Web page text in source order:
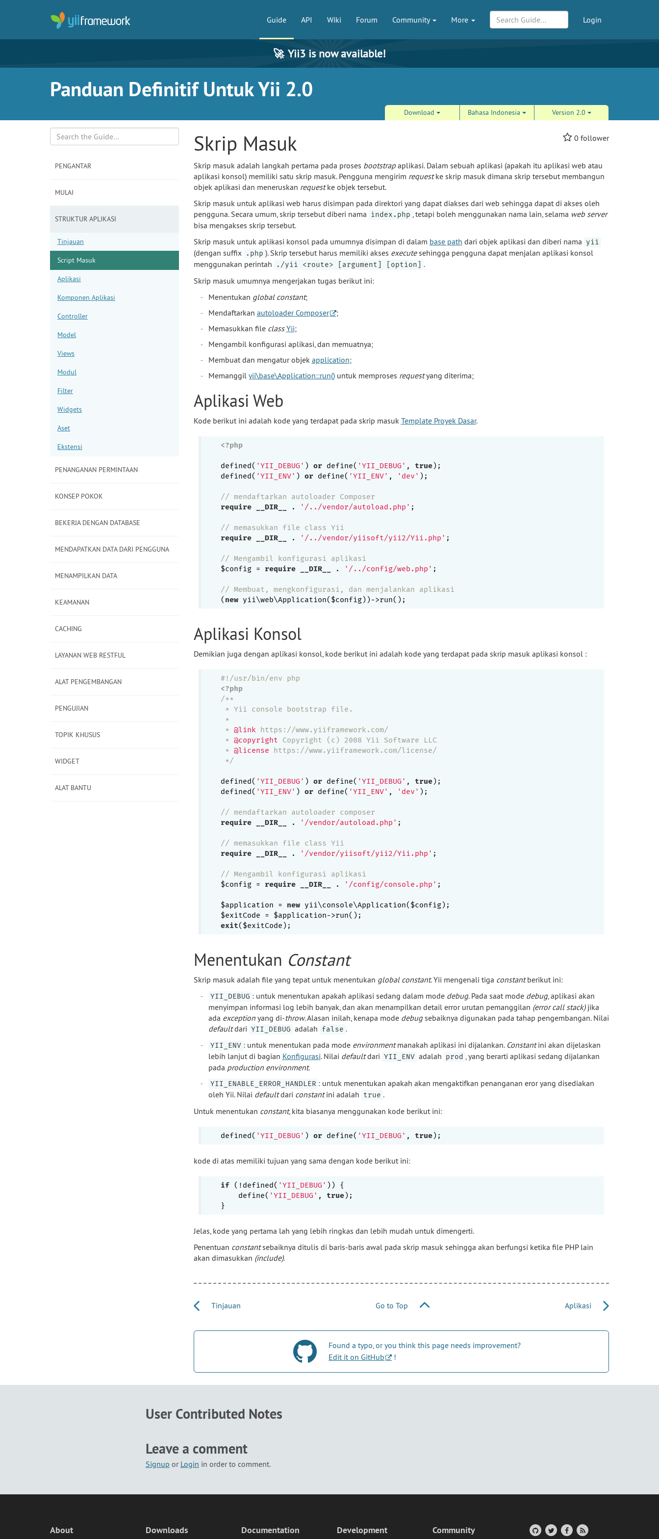
Guide API Wiki Forum Community More Login
🚀 Yii3 is now available!
Panduan Definitif Untuk Yii 2.0
Download Bahasa Indonesia Version 2.0
PENGANTAR
MULAI
STRUKTUR APLIKASI
Tinjauan
Script Masuk
Aplikasi
Komponen Aplikasi
Controller
Model
Views
Modul
Filter
Widgets
Aset
Ekstensi
PENANGANAN PERMINTAAN
KONSEP POKOK
BEKERJA DENGAN DATABASE
MENDAPATKAN DATA DARI PENGGUNA
MENAMPILKAN DATA
KEAMANAN
CACHING
LAYANAN WEB RESTFUL
ALAT PENGEMBANGAN
PENGUJIAN
TOPIK KHUSUS
WIDGET
ALAT BANTU
0 follower
Skrip Masuk
Skrip masuk adalah langkah pertama pada proses bootstrapaplikasi. Dalam sebuah aplikasi (apakah itu aplikasi web atau
aplikasi konsol) memiliki satu skrip masuk. Pengguna mengirim requestke skrip masuk dimana skrip tersebut membangun
objek aplikasi dan meneruskan requestke objek tersebut.
Skrip masuk untuk aplikasi web harus disimpan pada direktori yang dapat diakses dari web sehingga dapat di akses oleh
pengguna. Secara umum, skrip tersebut diberi nama index.php , tetapi boleh menggunakan nama lain, selama web server
bisa mengakses skrip tersebut.
Skrip masuk untuk aplikasi konsol pada umumnya disimpan di dalam base path dari objek aplikasi dan diberi nama yii
(dengan suffix .php ). Skrip tersebut harus memiliki akses executesehingga pengguna dapat menjalan aplikasi konsol
menggunakan perintah
./yii <route> [argument] [option]
.
Skrip masuk umumnya mengerjakan tugas berikut ini:
Menentukan global constant;
Mendaftarkan autoloader Composer
;
Memasukkan file class Yii;
Mengambil konfigurasi aplikasi, dan memuatnya;
Membuat dan mengatur objek application;
Memanggil yii\base\Application::run()untuk memproses requestyang diterima;
Aplikasi Web
Kode berikut ini adalah kode yang terdapat pada skrip masuk Template Proyek Dasar.
<?php
defined( 'YII_DEBUG' ) or define( 'YII_DEBUG' , true);
defined( 'YII_ENV' ) or define( 'YII_ENV' , 'dev' );
// mendaftarkan autoloader Composer
require
__DIR__ . '/../vendor/autoload.php' ;
// memasukkan file class Yii
require
__DIR__ . '/../vendor/yiisoft/yii2/Yii.php' ;
// Mengambil konfigurasi aplikasi
$config = require __DIR__ . '/../config/web.php' ;
// Membuat, mengkonfigurasi, dan menjalankan aplikasi
(new
Aplikasi Konsol
Demikian juga dengan aplikasi konsol, kode berikut ini adalah kode yang terdapat pada skrip masuk aplikasi konsol :
#!/usr/bin/env php
<?php
/**
* Yii console bootstrap file.
*
* @link https://www.yiiframework.com/
* @copyright Copyright (c) 2008 Yii Software LLC
* @license https://www.yiiframework.com/license/
*/
defined( 'YII_DEBUG' ) or define( 'YII_DEBUG' , true);
defined( 'YII_ENV' ) or define( 'YII_ENV' , 'dev' );
// mendaftarkan autoloader composer
require
__DIR__ . '/vendor/autoload.php' ;
// memasukkan file class Yii
require
__DIR__ . '/vendor/yiisoft/yii2/Yii.php' ;
// Mengambil konfigurasi aplikasi
$config = require __DIR__ . '/config/console.php' ;
$application = new yii\console\Application($config);
exit
Menentukan Constant
Skrip masuk adalah file yang tepat untuk menentukan global constant. Yii mengenali tiga constantberikut ini:
YII_DEBUG : untuk menentukan apakah aplikasi sedang dalam mode debug. Pada saat mode debug, aplikasi akan
menyimpan informasi log lebih banyak, dan akan menampilkan detail error urutan pemanggilan (error call stack)jika
ada exceptionyang di-throw. Alasan inilah, kenapa mode debugsebaiknya digunakan pada tahap pengembangan. Nilai
defaultdari YII_DEBUG adalah false .
YII_ENV : untuk menentukan pada mode environmentmanakah aplikasi ini dijalankan. Constantini akan dijelaskan
lebih lanjut di bagian Konfigurasi. Nilai defaultdari YII_ENV adalah prod
, yang berarti aplikasi sedang dijalankan
pada production environment.
YII_ENABLE_ERROR_HANDLER : untuk menentukan apakah akan mengaktifkan penanganan eror yang disediakan
oleh Yii. Nilai defaultdari constantini adalah true .
Untuk menentukan constant, kita biasanya menggunakan kode berikut ini:
defined( 'YII_DEBUG' ) or define( 'YII_DEBUG' , true
kode di atas memiliki tujuan yang sama dengan kode berikut ini:
if (!defined( 'YII_DEBUG' )) {
    define(
'YII_DEBUG' , true);
Jelas, kode yang pertama lah yang lebih ringkas dan lebih mudah untuk dimengerti.
Penentuan constantsebaiknya ditulis di baris-baris awal pada skrip masuk sehingga akan berfungsi ketika file PHP lain
akan dimasukkan (include).
Tinjauan Go to Top Aplikasi
Found a typo, or you think this page needs improvement?
Edit it on GitHub
!
User Contributed Notes
Leave a comment
Signup or Login in order to comment.
About Downloads Documentation Development Community